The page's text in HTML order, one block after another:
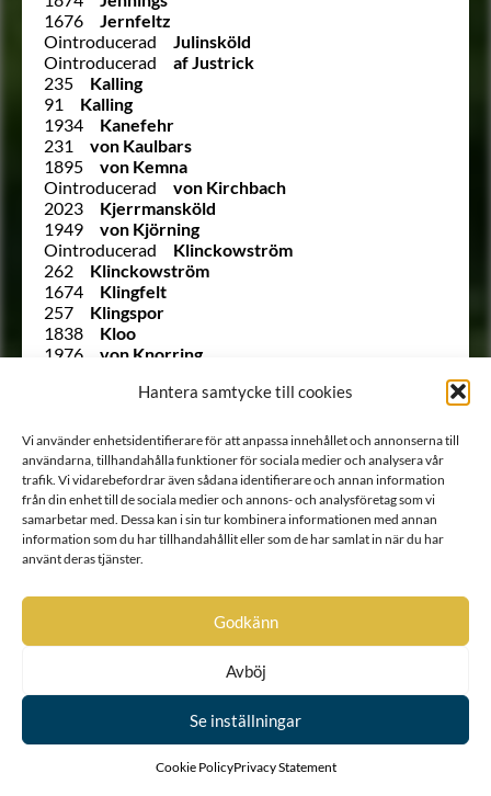
Hantera samtycke till cookies
Vi använder enhetsidentifierare för att anpassa innehållet och annonserna till
användarna, tillhandahålla funktioner för sociala medier och analysera vår
trafik. Vi vidarebefordrar även sådana identifierare och annan information
från din enhet till de sociala medier och annons- och analysföretag som vi
samarbetar med. Dessa kan i sin tur kombinera informationen med annan
information som du har tillhandahållit eller som de har samlat in när du har
använt deras tjänster.
Godkänn
Avböj
Se inställningar
Cookie PolicyPrivacy Statement
1676
Jernfeltz
Ointroducerad
Julinsköld
Ointroducerad
af Justrick
235
Kalling
91
Kalling
1934
Kanefehr
231
von Kaulbars
1895
von Kemna
Ointroducerad
von Kirchbach
2023
Kjerrmansköld
1949
von Kjörning
Ointroducerad
Klinckowström
262
Klinckowström
1674
Klingfelt
257
Klingspor
1838
Kloo
1976
von Knorring
von Kochen
160
Koskull
184
Koskull
252
von Kothen
Ointroducerad
von Krafft
315
von Krassow
2099
von Kruus
1652
Kunckel
1693
Köppen
75
Lagerberg
Lagerberg
Lagerbring
245
Lagerfelt
Ointroducerad
Lagerflycht